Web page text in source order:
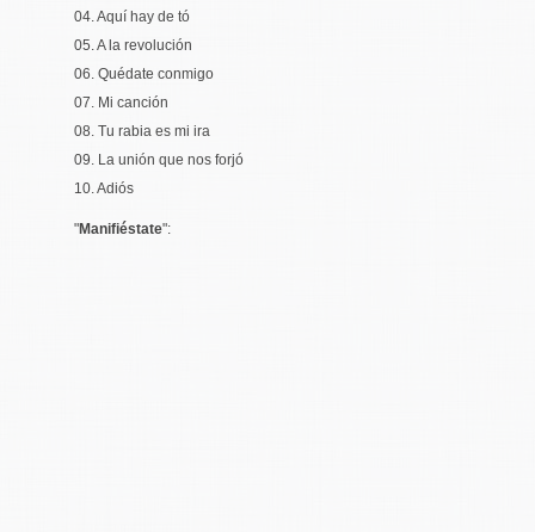
04. Aquí hay de tó
05. A la revolución
06. Quédate conmigo
07. Mi canción
08. Tu rabia es mi ira
09. La unión que nos forjó
10. Adiós
"Manifiéstate":